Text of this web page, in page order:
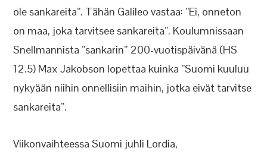
ole sankareita”. Tähän Galileo vastaa: ”Ei, onneton
on maa, joka tarvitsee sankareita”. Koulumnissaan
Snellmannista ”sankarin” 200-vuotispäivänä (HS
12.5) Max Jakobson lopettaa kuinka ”Suomi kuuluu
nykyään niihin onnellisiin maihin, jotka eivät tarvitse
sankareita”.
Viikonvaihteessa Suomi juhli Lordia,